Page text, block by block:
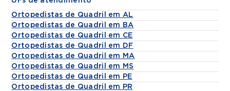
Ortopedistas de Quadril em AL
Ortopedistas de Quadril em BA
Ortopedistas de Quadril em CE
Ortopedistas de Quadril em DF
Ortopedistas de Quadril em MA
Ortopedistas de Quadril em MS
Ortopedistas de Quadril em PE
Ortopedistas de Quadril em PR